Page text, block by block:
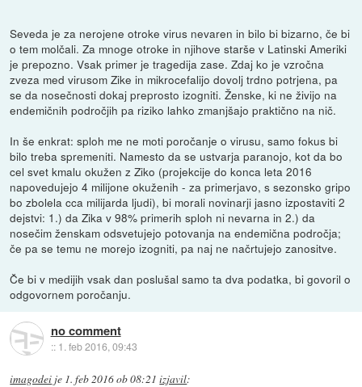
Seveda je za nerojene otroke virus nevaren in bilo bi bizarno, če bi
o tem molčali. Za mnoge otroke in njihove starše v Latinski Ameriki
je prepozno. Vsak primer je tragedija zase. Zdaj ko je vzročna
zveza med virusom Zike in mikrocefalijo dovolj trdno potrjena, pa
se da nosečnosti dokaj preprosto izogniti. Ženske, ki ne živijo na
endemičnih področjih pa riziko lahko zmanjšajo praktično na nič.
In še enkrat: sploh me ne moti poročanje o virusu, samo fokus bi
bilo treba spremeniti. Namesto da se ustvarja paranojo, kot da bo
cel svet kmalu okužen z Ziko (projekcije do konca leta 2016
napovedujejo 4 milijone okuženih - za primerjavo, s sezonsko gripo
bo zbolela cca milijarda ljudi), bi morali novinarji jasno izpostaviti 2
dejstvi: 1.) da Zika v 98% primerih sploh ni nevarna in 2.) da
nosečim ženskam odsvetujejo potovanja na endemična področja;
če pa se temu ne morejo izogniti, pa naj ne načrtujejo zanositve.
Če bi v medijih vsak dan poslušal samo ta dva podatka, bi govoril o
odgovornem poročanju.
no comment
:: 1. feb 2016, 09:43
imagodei je 1. feb 2016 ob 08:21 izjavil: